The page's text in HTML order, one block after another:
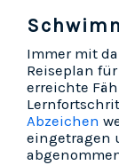
Immer mit
Reiseplan
erreichte
Abzeichen
eingetragen